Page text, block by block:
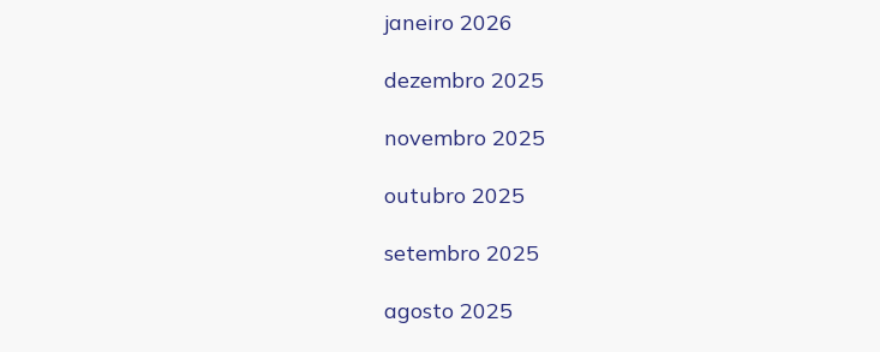
janeiro 2026
dezembro 2025
novembro 2025
outubro 2025
setembro 2025
agosto 2025